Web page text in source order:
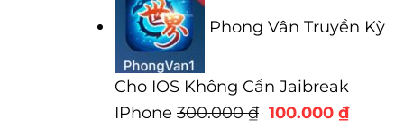
là:
290.000 ₫.là:
Phong Vân Truyền Kỳ
Cho IOS Không Cần Jaibreak
IPhone 300.000₫ Giá
100.000 ₫Giá